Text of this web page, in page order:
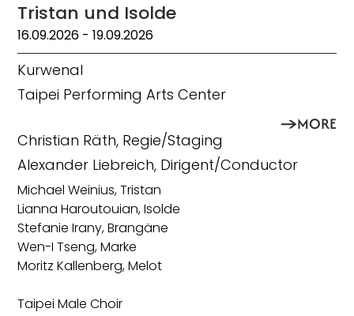
Tristan und Isolde
16.09.2026 - 19.09.2026
Kurwenal
Taipei Performing Arts Center
MORE
Christian Räth, Regie/Staging
Alexander Liebreich, Dirigent/Conductor
Michael Weinius, Tristan
Lianna Haroutouian, Isolde
Stefanie Irany, Brangäne
Wen-I Tseng, Marke
Moritz Kallenberg, Melot
Taipei Male Choir